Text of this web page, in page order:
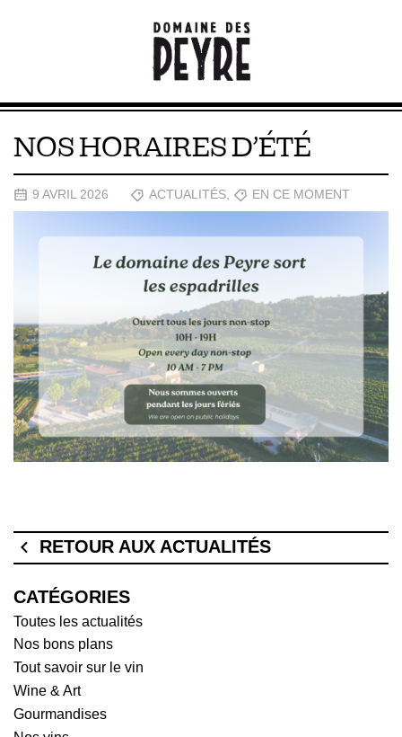
NOS HORAIRES D’ÉTÉ
9 AVRIL 2026 ACTUALITÉS, EN CE MOMENT
RETOUR AUX ACTUALITÉS
CATÉGORIES
Toutes les actualités
Nos bons plans
Tout savoir sur le vin
Wine & Art
Gourmandises